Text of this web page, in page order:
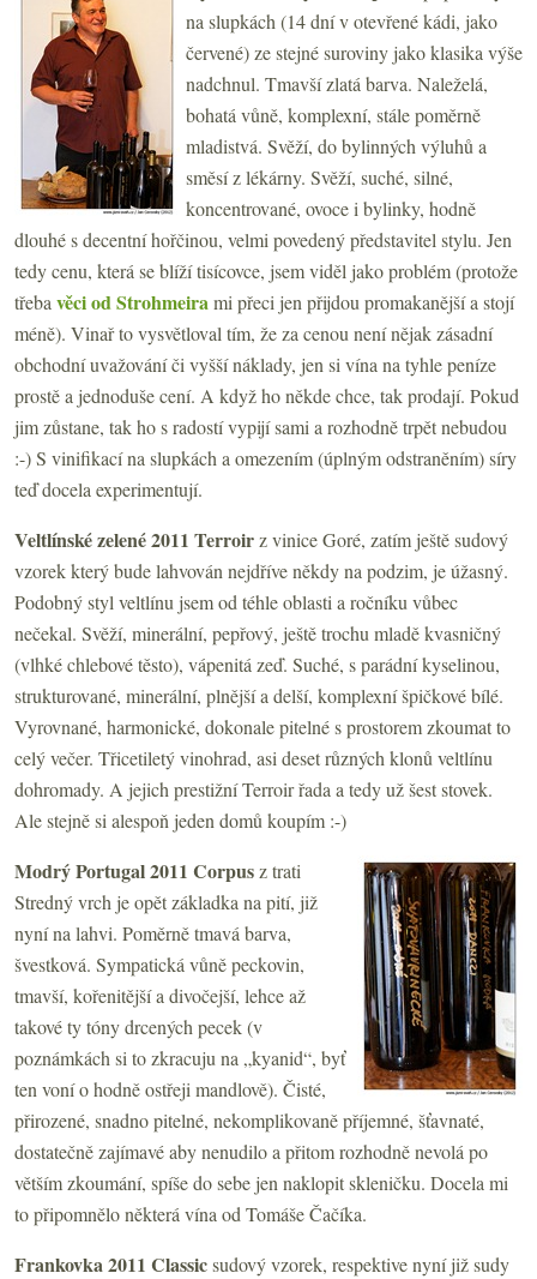
na slupkách (14 dní v otevřené kádi, jako
červené) ze stejné suroviny jako klasika výše
nadchnul. Tmavší zlatá barva. Naleželá,
bohatá vůně, komplexní, stále poměrně
mladistvá. Svěží, do bylinných výluhů a
směsí z lékárny. Svěží, suché, silné,
koncentrované, ovoce i bylinky, hodně
dlouhé s decentní hořčinou, velmi povedený představitel stylu. Jen
tedy cenu, která se blíží tisícovce, jsem viděl jako problém (protože
třeba věci od Strohmeirami přeci jen přijdou promakanější a stojí
méně). Vinař to vysvětloval tím, že za cenou není nějak zásadní
obchodní uvažování či vyšší náklady, jen si vína na tyhle peníze
prostě a jednoduše cení. A když ho někde chce, tak prodají. Pokud
jim zůstane, tak ho s radostí vypijí sami a rozhodně trpět nebudou
:-) S vinifikací na slupkách a omezením (úplným odstraněním) síry
teď docela experimentují.
Veltlínské zelené 2011 Terroirz vinice Goré, zatím ještě sudový
vzorek který bude lahvován nejdříve někdy na podzim, je úžasný.
Podobný styl veltlínu jsem od téhle oblasti a ročníku vůbec
nečekal. Svěží, minerální, pepřový, ještě trochu mladě kvasničný
(vlhké chlebové těsto), vápenitá zeď. Suché, s parádní kyselinou,
strukturované, minerální, plnější a delší, komplexní špičkové bílé.
Vyrovnané, harmonické, dokonale pitelné s prostorem zkoumat to
celý večer. Třicetiletý vinohrad, asi deset různých klonů veltlínu
dohromady. A jejich prestižní Terroir řada a tedy už šest stovek.
Ale stejně si alespoň jeden domů koupím :-)
Modrý Portugal 2011 Corpusz trati
Stredný vrch je opět základka na pití, již
nyní na lahvi. Poměrně tmavá barva,
švestková. Sympatická vůně peckovin,
tmavší, kořenitější a divočejší, lehce až
takové ty tóny drcených pecek (v
poznámkách si to zkracuju na „kyanid“, byť
ten voní o hodně ostřeji mandlově). Čisté,
přirozené, snadno pitelné, nekomplikovaně příjemné, šťavnaté,
dostatečně zajímavé aby nenudilo a přitom rozhodně nevolá po
větším zkoumání, spíše do sebe jen naklopit skleničku. Docela mi
to připomnělo některá vína od Tomáše Čačíka.
Frankovka 2011 Classicsudový vzorek, respektive nyní již sudy